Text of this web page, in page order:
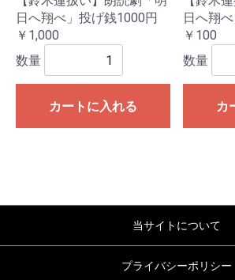
日へ翔べ」投げ銭1000円
￥1,000
数量
カートに入れる
日へ翔
￥100
数量
カ
当サイトについて
プライバシーポリシー